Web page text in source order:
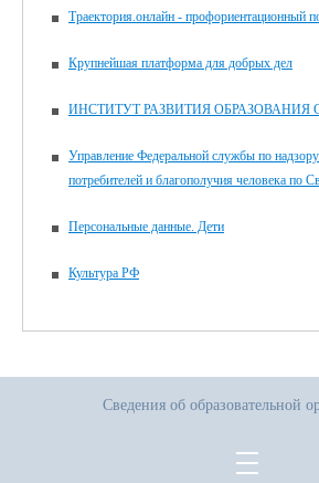
Траектория.онлайн - профориентационный
Крупнейшая платформа для добрых дел
ИНСТИТУТ РАЗВИТИЯ ОБРАЗОВАНИЯ
Управление Федеральной службы по
потребителей и благополучия человека по
Персональные данные. Дети
Культура РФ
Сведения об образовательной